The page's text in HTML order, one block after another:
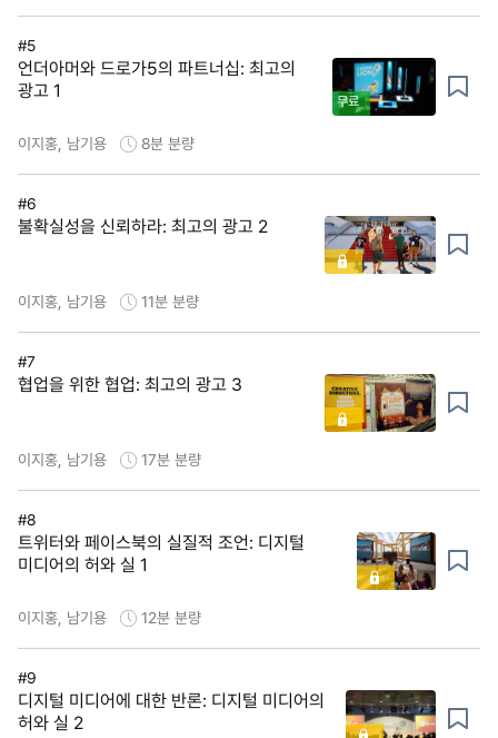
#5
언더아머와 드로가5의 파트너십: 최고의
광고 1
무료
이지홍, 남기용 8분 분량
#6
불확실성을 신뢰하라: 최고의 광고 2
이지홍, 남기용 11분 분량
#7
협업을 위한 협업: 최고의 광고 3
이지홍, 남기용 17분 분량
#8
트위터와 페이스북의 실질적 조언: 디지털
미디어의 허와 실 1
이지홍, 남기용 12분 분량
#9
디지털 미디어에 대한 반론: 디지털 미디어의
허와 실 2